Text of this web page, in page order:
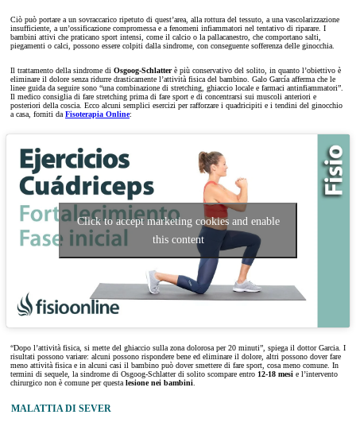
Ciò può portare a un sovraccarico ripetuto di quest’area, alla rottura del tessuto, a una vascolarizzazione
insufficiente, a un’ossificazione compromessa e a fenomeni infiammatori nel tentativo di riparare. I
bambini attivi che praticano sport intensi, come il calcio o la pallacanestro, che comportano salti,
piegamenti o calci, possono essere colpiti dalla sindrome, con conseguente sofferenza delle ginocchia.
Il trattamento della sindrome di Osgoog-Schlatterè più conservativo del solito, in quanto l’obiettivo è
eliminare il dolore senza ridurre drasticamente l’attività fisica del bambino. Galo García afferma che le
linee guida da seguire sono “una combinazione di stretching, ghiaccio locale e farmaci antinfiammatori”.
Il medico consiglia di fare stretching prima di fare sport e di concentrarsi sui muscoli anteriori e
posteriori della coscia. Ecco alcuni semplici esercizi per rafforzare i quadricipiti e i tendini del ginocchio
a casa, forniti da Fisoterapia Online:
Click to accept marketing cookies and enable
this content
“Dopo l’attività fisica, si mette del ghiaccio sulla zona dolorosa per 20 minuti”, spiega il dottor Garcia. I
risultati possono variare: alcuni possono rispondere bene ed eliminare il dolore, altri possono dover fare
meno attività fisica e in alcuni casi il bambino può dover smettere di fare sport, cosa meno comune. In
termini di sequele, la sindrome di Osgoog-Schlatter di solito scompare entro 12-18 mesi e l’intervento
chirurgico non è comune per questa lesione nei bambini
MALATTIA DI SEVER